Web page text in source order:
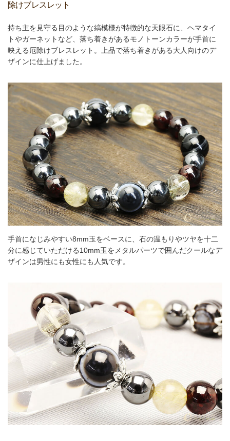
除けブレスレット
持ち主を見守る目のような縞模様が特徴的な天眼石に、ヘマタイ
トやガーネットなど、落ち着きがあるモノトーンカラーが手首に
映える厄除けブレスレット。上品で落ち着きがある大人向けのデ
ザインに仕上げました。
手首になじみやすい8mm玉をベースに、石の温もりやツヤを十二
分に感じていただける10mm玉をメタルパーツで囲んだクールなデ
ザインは男性にも女性にも人気です。